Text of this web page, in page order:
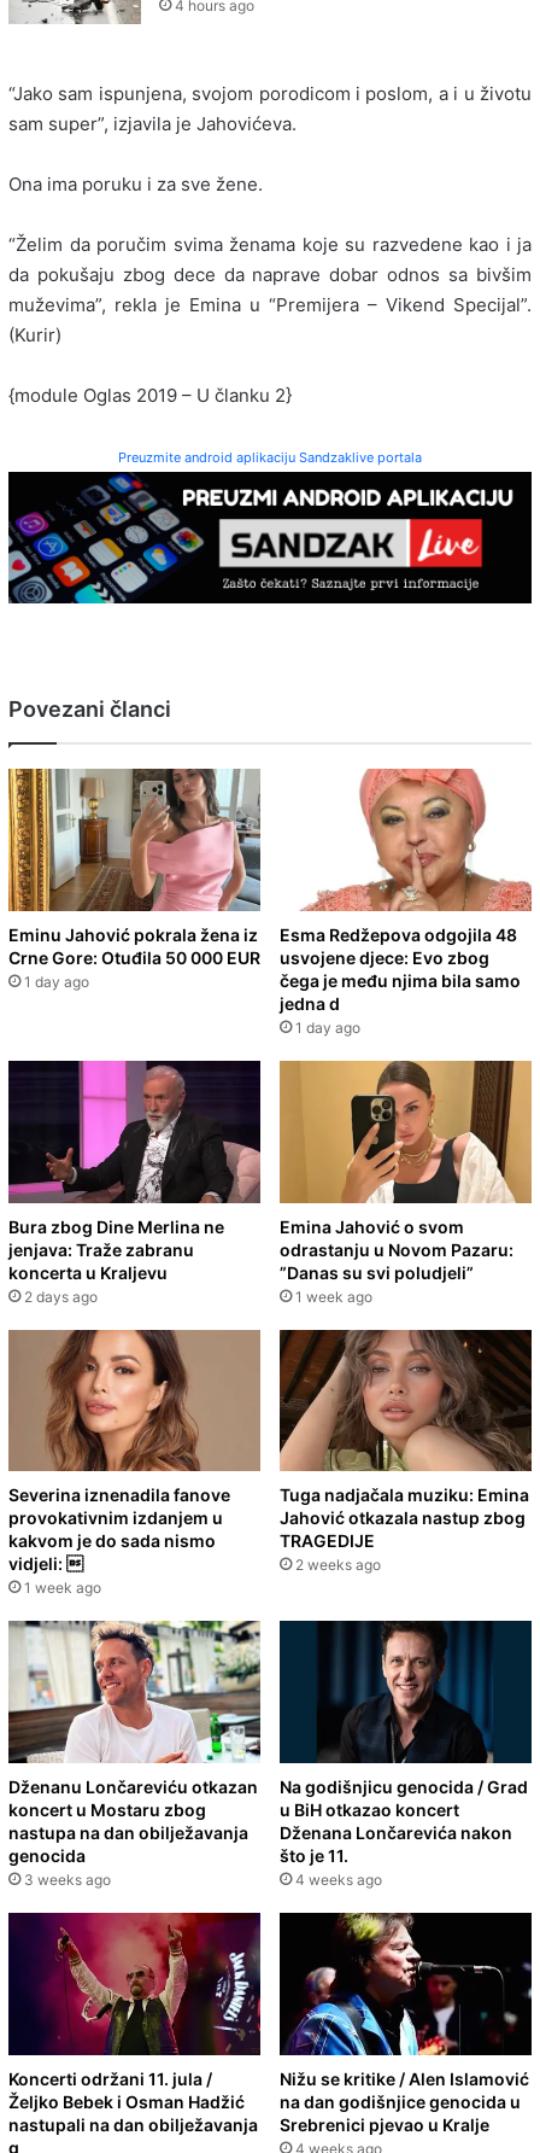
4 hours ago
“Jako sam ispunjena, svojom porodicom i poslom, a i u životu
sam super”, izjavila je Jahovićeva.
Ona ima poruku i za sve žene.
“Želim da poručim svima ženama koje su razvedene kao i ja
da pokušaju zbog dece da naprave dobar odnos sa bivšim
muževima”, rekla je Emina u “Premijera – Vikend Specijal”.
(Kurir)
{module Oglas 2019 – U članku 2}
Preuzmite android aplikaciju Sandzaklive portala
Povezani članci
Eminu Jahović pokrala žena iz
Crne Gore: Otuđila 50 000 EUR
1 day ago
Esma Redžepova odgojila 48
usvojene djece: Evo zbog
čega je među njima bila samo
jedna d
1 day ago
Bura zbog Dine Merlina ne
jenjava: Traže zabranu
koncerta u Kraljevu
2 days ago
Emina Jahović o svom
odrastanju u Novom Pazaru:
”Danas su svi poludjeli”
1 week ago
Severina iznenadila fanove
provokativnim izdanjem u
kakvom je do sada nismo
vidjeli: 
1 week ago
Tuga nadjačala muziku: Emina
Jahović otkazala nastup zbog
TRAGEDIJE
2 weeks ago
Dženanu Lončareviću otkazan
koncert u Mostaru zbog
nastupa na dan obilježavanja
genocida
3 weeks ago
Na godišnjicu genocida / Grad
u BiH otkazao koncert
Dženana Lončarevića nakon
što je 11.
4 weeks ago
Koncerti održani 11. jula /
Željko Bebek i Osman Hadžić
nastupali na dan obilježavanja
g
Nižu se kritike / Alen Islamović
na dan godišnjice genocida u
Srebrenici pjevao u Kralje
4 weeks ago